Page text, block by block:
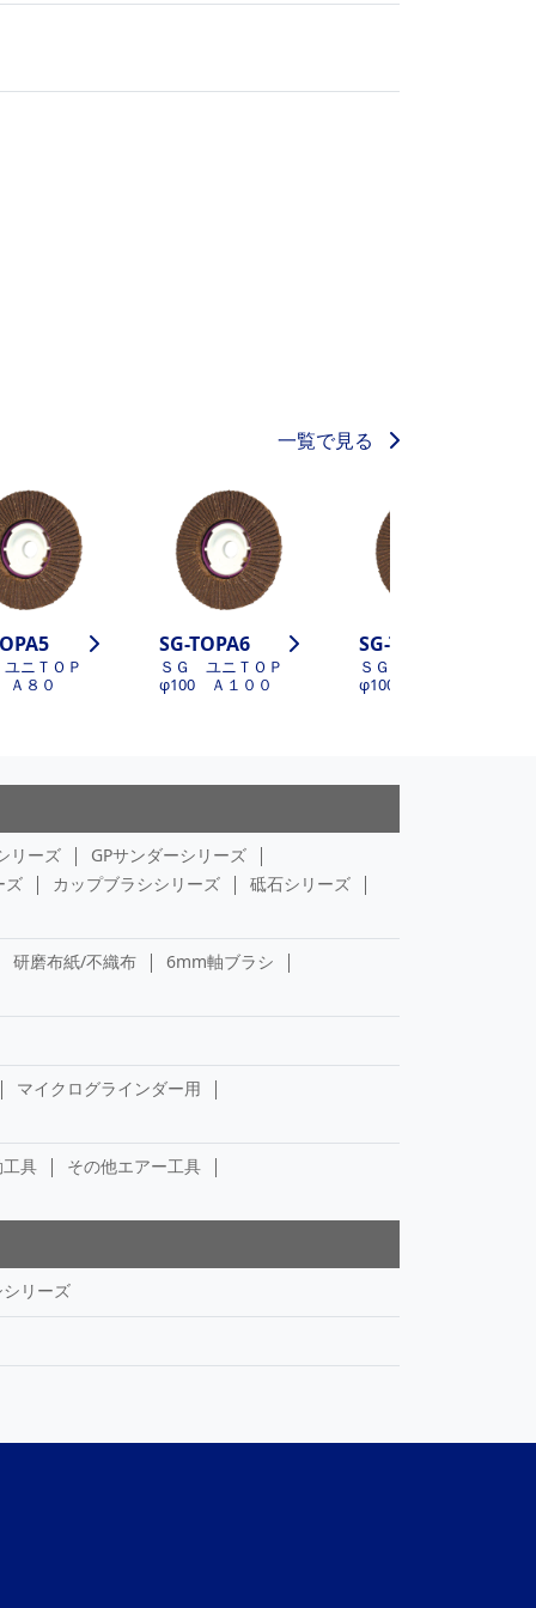
一覧で見る
ニＴＯＰ
８０
SG-TOPA6
ＳＧ ユニＴＯＰ
φ100 Ａ１００
SG-TOPA7
ＳＧ ユニＴＯＰ
φ100 Ａ１２０
リーズ
GPサンダーシリーズ
ズ カップブラシシリーズ
砥石シリーズ
研磨布紙/不織布
6mm軸ブラシ
マイクログラインダー用
具
その他エアー工具
リーズ